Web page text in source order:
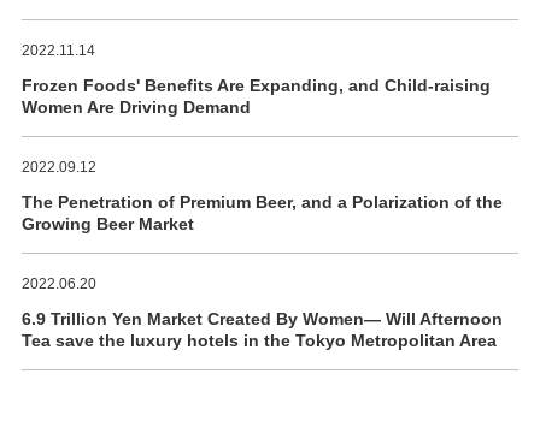
2022.11.14
Frozen Foods' Benefits Are Expanding, and Child-raising
Women Are Driving Demand
2022.09.12
The Penetration of Premium Beer, and a Polarization of the
Growing Beer Market
2022.06.20
6.9 Trillion Yen Market Created By Women― Will Afternoon
Tea save the luxury hotels in the Tokyo Metropolitan Area